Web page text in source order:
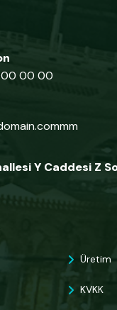
00 00
Y Caddesi Z
Üretim
KVKK